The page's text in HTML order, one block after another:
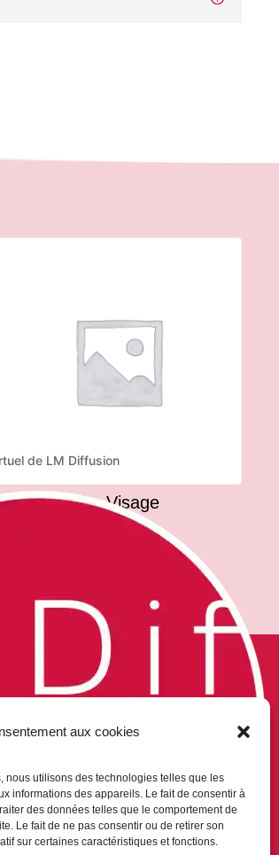
aux cookies
nous utilisons des technologies telles que les
informations des appareils. Le fait de consentir à
des données telles que le comportement de
Le fait de ne pas consentir ou de retirer son
sur certaines caractéristiques et fonctions.
Solaire Visage
NOUS CONTACTER
LM-DIFFUSION
98716 Pirae
contact@lm-diffusion.pf
de LM Diffusion